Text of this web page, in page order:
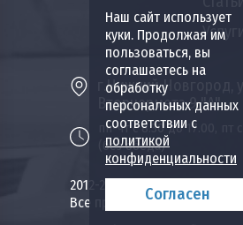
Наш сайт использует
куки. Продолжая им
пользоваться, вы
соглашаетесь на
обработку
персональных данных
соответствии с
политикой
конфиденциальности
Согласен
Услуги
г.Нижний Новгород,
Вторчермета 9 "А"
пн-чт с 8.30 до 17.00, пт
(без обеда)
2012-2026 Пожкомплект НН.
Все права защищены.